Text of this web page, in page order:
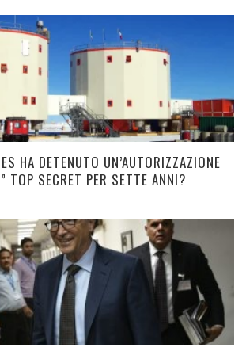
HA DETENUTO UN’AUTORIZZAZIONE
TOP SECRET PER SETTE ANNI?